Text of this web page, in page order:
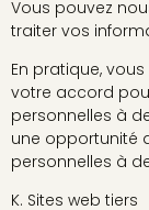
Vous pouvez
traiter vos
En pratique,
votre accord
personnelles à
une opportunité
personnelles à
K. Sites web tiers